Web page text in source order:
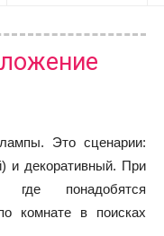
Это сценарии:
и декоративный. При
где понадобятся
комнате в поисках